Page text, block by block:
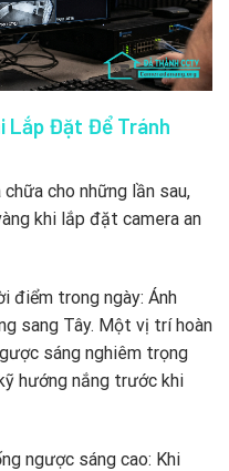
Lắp Đặt Để Tránh
cho những lần sau,
khi lắp đặt camera an
điểm trong ngày: Ánh
sang Tây. Một vị trí hoàn
sáng nghiêm trọng
hướng nắng trước khi
ngược sáng cao: Khi